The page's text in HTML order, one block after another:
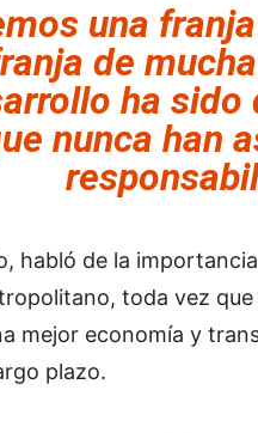
una
de
ha sido
nunca han
habló de la
toda vez
mejor economía y
plazo.